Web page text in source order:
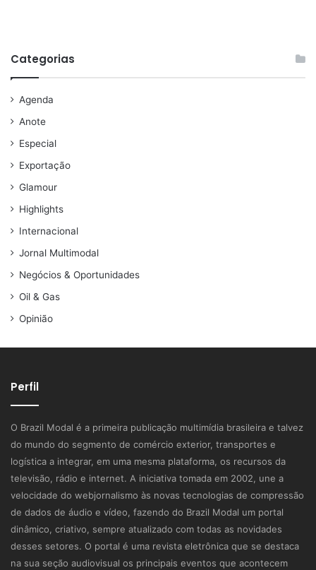
Categorias
Agenda
Anote
Especial
Exportação
Glamour
Highlights
Internacional
Jornal Multimodal
Negócios & Oportunidades
Oil & Gas
Opinião
Perfil
O Brazil Modal é a primeira publicação multimídia brasileira e talvez
do mundo do segmento de comércio exterior, transportes e
logística a integrar, em uma mesma plataforma, os recursos da
televisão, rádio e internet. A iniciativa tomada em 2002, une a
velocidade do webjornalismo às novas tecnologias de compressão
de dados de áudio e vídeo, fazendo do Brazil Modal um portal
dinâmico, criativo, sempre atualizado com todas as novidades
desses setores. O portal é uma revista eletrônica que se destaca
na sua seção audiovisual os principais eventos que acontecem